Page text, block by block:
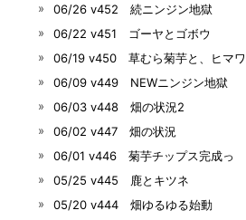
06/26 v452 続ニンジン地獄
06/22 v451 ゴーヤとゴボウ
06/19 v450 草むら菊芋と、ヒマ
06/09 v449 NEWニンジン地獄
06/03 v448 畑の状況2
06/02 v447 畑の状況
06/01 v446 菊芋チップス完成っ
05/25 v445 鹿とキツネ
05/20 v444 畑ゆるゆる始動